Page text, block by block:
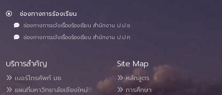
ช่องทางการร้องเรียน
ช่องทางการแจ้งเรื่องร้องเรียน สำนักงาน ป.ป.ช.
ช่องทางการแจ้งเรื่องร้องเรียน สำนักงาน ป.ป.ท.
บริการสำคัญ
เบอร์โทรศัพท์ มช.
แผนที่มหาวิทยาลัยเชียงใหม่
Site Map
หลักสูตร
การศึกษา